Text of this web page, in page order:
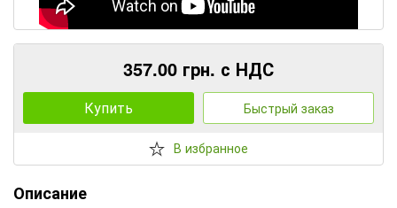
357.00 грн. с НДС
Купить Быстрый заказ
В избранное
Описание